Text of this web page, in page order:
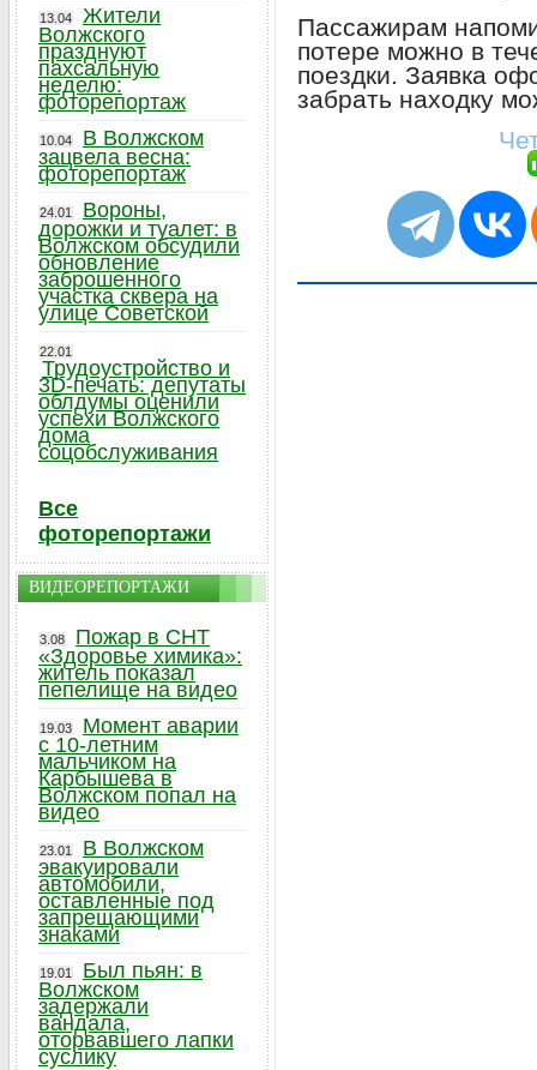
Пассажирам
потере можно в
поездки. Заявка
забрать находку
13.04
Жители
Волжского
празднуют
пахсальную
неделю:
фоторепортаж
10.04
В Волжском
зацвела весна:
фоторепортаж
24.01
Вороны,
дорожки и туалет: в
Волжском обсудили
обновление
заброшенного
участка сквера на
улице Советской
22.01
Трудоустройство и
3D-печать: депутаты
облдумы оценили
успехи Волжского
дома
соцобслуживания
Все
фоторепортажи
ВИДЕОРЕПОРТАЖИ
3.08
Пожар в СНТ
«Здоровье химика»:
житель показал
пепелище на видео
19.03
Момент аварии
с 10-летним
мальчиком на
Карбышева в
Волжском попал на
видео
23.01
В Волжском
эвакуировали
автомобили,
оставленные под
запрещающими
знаками
19.01
Был пьян: в
Волжском
задержали
вандала,
оторвавшего лапки
суслику